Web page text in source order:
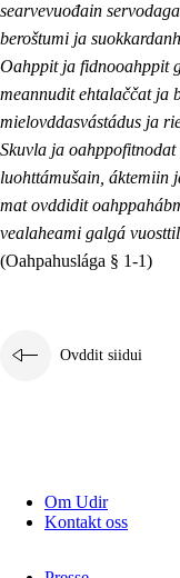
searvevuođain
beroštumi ja
Oahppit ja fidnooahppit
meannudit ehtalaččat ja
mielovddasvástádus ja
Skuvla ja
luohttámušain, áktemiin
mat ovddidit
vealaheami galgá
(Oahpahuslága § 1-1)
Ovddit siidui
Om Udir
Kontakt oss